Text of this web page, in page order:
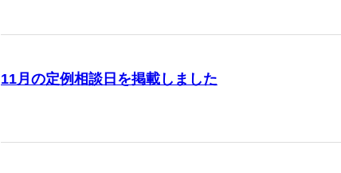
11月の定例相談日を掲載しました